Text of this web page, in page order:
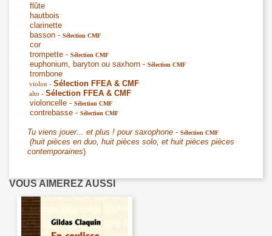
flûte
hautbois
clarinette
basson - Sélection CMF
cor
trompette - Sélection CMF
euphonium, baryton ou saxhorn - Sélection CMF
trombone
violon - Sélection FFEA & CMF
alto - Sélection FFEA & CMF
violoncelle - Sélection CMF
contrebasse - Sélection CMF
Tu viens jouer... et plus ! pour saxophone - Sélection CMF
(huit pièces en duo, huit pièces solo, et huit pièces pièces
contemporaines)
VOUS AIMEREZ AUSSI